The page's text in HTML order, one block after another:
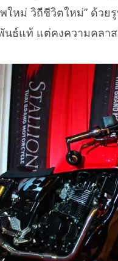
ใหม่ วิถีชีวิตใหม่” ด้ว
นธ์แท้ แต่คงความคลา